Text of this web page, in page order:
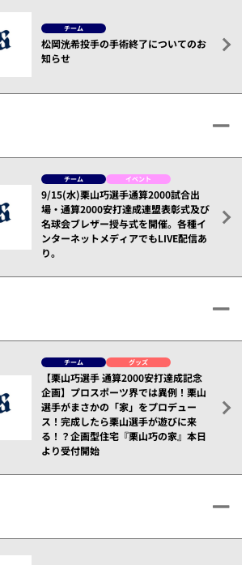
チーム
松岡洸希投手の手術終了についてのお
知らせ
チーム イベント
9/15(水)栗山巧選手通算2000試合出
場・通算2000安打達成連盟表彰式及び
名球会ブレザー授与式を開催。各種イ
ンターネットメディアでもLIVE配信あ
り。
チーム グッズ
【栗山巧選手 通算2000安打達成記念
企画】プロスポーツ界では異例！栗山
選手がまさかの「家」をプロデュー
ス！完成したら栗山選手が遊びに来
る！？企画型住宅『栗山巧の家』本日
より受付開始